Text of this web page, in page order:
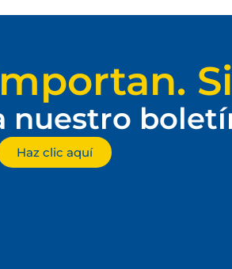
nuestro
Haz clic aquí